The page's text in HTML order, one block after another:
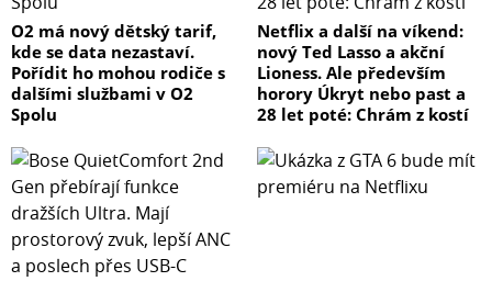
O2 má nový dětský tarif,
kde se data nezastaví.
Pořídit ho mohou rodiče s
dalšími službami v O2
Spolu
Netflix a další na víkend:
nový Ted Lasso a akční
Lioness. Ale především
horory Úkryt nebo past a
28 let poté: Chrám z kostí